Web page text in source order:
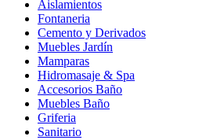
Aislamientos
Fontaneria
Cemento y Derivados
Muebles Jardín
Mamparas
Hidromasaje & Spa
Accesorios Baño
Muebles Baño
Griferia
Sanitario